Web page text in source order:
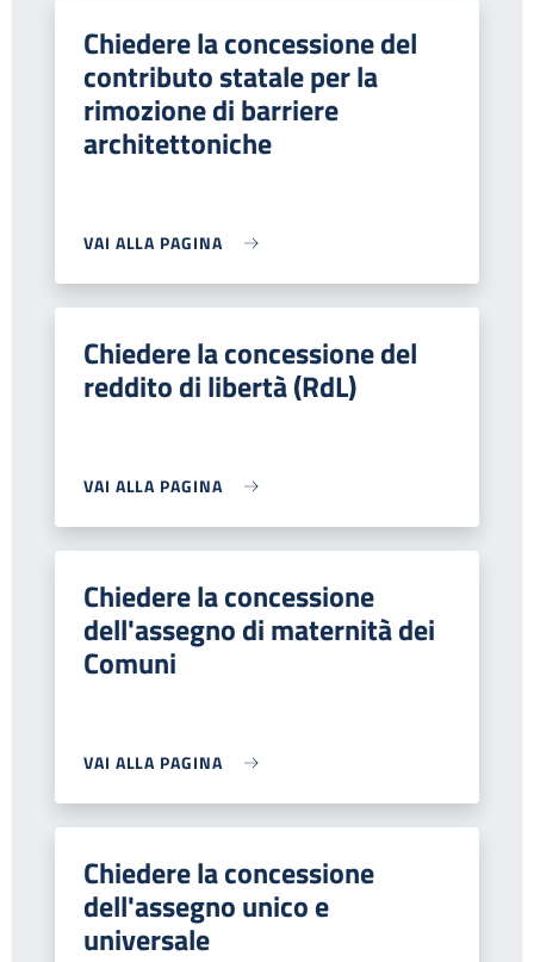
Chiedere la concessione del
contributo statale per la
rimozione di barriere
architettoniche
VAI ALLA PAGINA
Chiedere la concessione del
reddito di libertà (RdL)
VAI ALLA PAGINA
Chiedere la concessione
dell'assegno di maternità dei
Comuni
VAI ALLA PAGINA
Chiedere la concessione
dell'assegno unico e
universale